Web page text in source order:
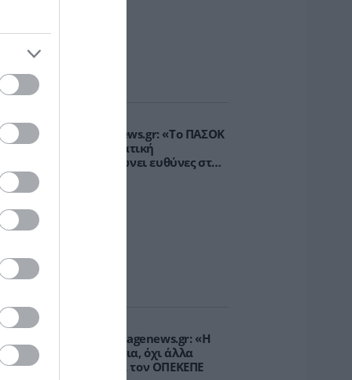
στο pagenews.gr: «Το ΠΑΣΟΚ
μπλοκάρει τη Συνταγματική
Αναθεώρηση και φορτώνει ευθύνες στη
Μυρτώ Κοροβέση στο pagenews.gr: «Η
ζητά διαφάνεια, όχι άλλα
σκάνδαλα» – Τι λέει για τον ΟΠΕΚΕΠΕ